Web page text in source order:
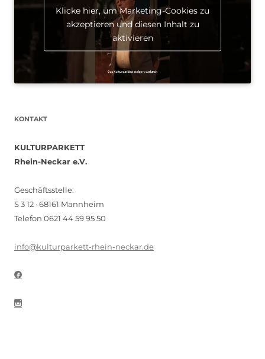
Klicke hier, um Marketing-Cookies zu
akzeptieren und diesen Inhalt zu
aktivieren
KONTAKT
KULTURPARKETT
Rhein-Neckar e.V.
Geschäftsstelle:
S 3 12 · 68161 Mannheim
Telefon 0621 44 59 95 50
info@kulturparkett-rhein-neckar.de